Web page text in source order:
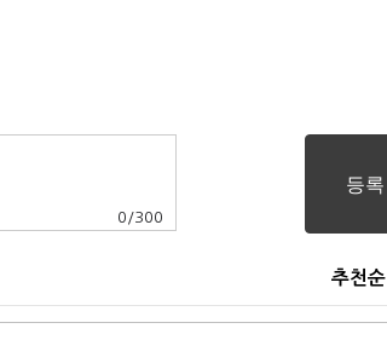
0 /300
추천순